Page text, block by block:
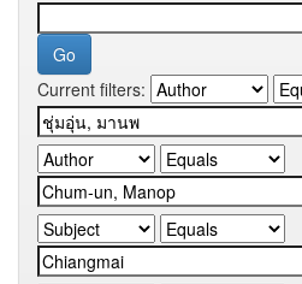
Current filters: